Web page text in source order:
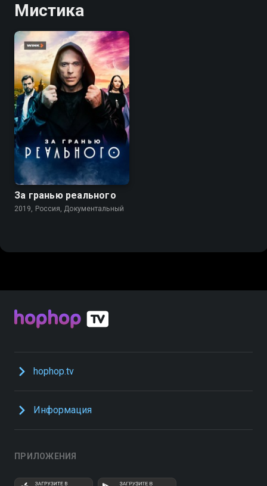
Мистика
7.3
За гранью реального
2019, Россия, Документальный
hophop.tv
Информация
ПРИЛОЖЕНИЯ